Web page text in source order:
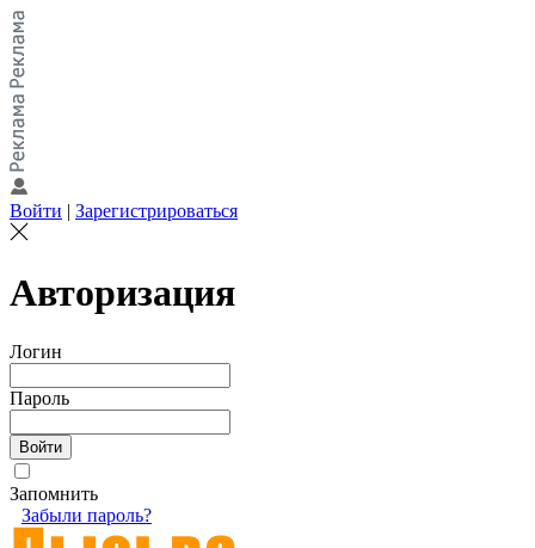
Войти | Зарегистрироваться
Авторизация
Логин
Пароль
Запомнить
Забыли пароль?